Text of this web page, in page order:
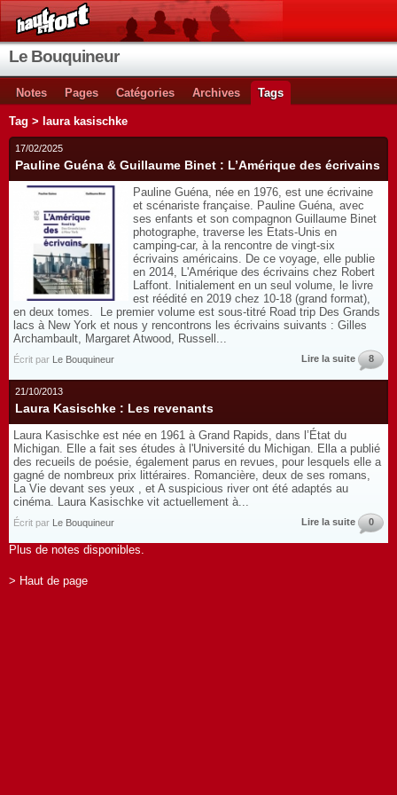
Le Bouquineur
Notes Pages Catégories Archives Tags
Tag > laura kasischke
17/02/2025
Pauline Guéna & Guillaume Binet : L’Amérique des écrivains
Pauline Guéna, née en 1976, est une écrivaine
et scénariste française. Pauline Guéna, avec
ses enfants et son compagnon Guillaume Binet
photographe, traverse les Etats-Unis en
camping-car, à la rencontre de vingt-six
écrivains américains. De ce voyage, elle publie
en 2014, L'Amérique des écrivains chez Robert
Laffont. Initialement en un seul volume, le livre
est réédité en 2019 chez 10-18 (grand format),
en deux tomes. Le premier volume est sous-titré Road trip Des Grands
lacs à New York et nous y rencontrons les écrivains suivants : Gilles
Archambault, Margaret Atwood, Russell...
Écrit par Le Bouquineur Lire la suite 8
21/10/2013
Laura Kasischke : Les revenants
Laura Kasischke est née en 1961 à Grand Rapids, dans l’État du
Michigan. Elle a fait ses études à l'Université du Michigan. Ella a publié
des recueils de poésie, également parus en revues, pour lesquels elle a
gagné de nombreux prix littéraires. Romancière, deux de ses romans,
La Vie devant ses yeux , et A suspicious river ont été adaptés au
cinéma. Laura Kasischke vit actuellement à...
Écrit par Le Bouquineur Lire la suite 0
Plus de notes disponibles.
> Haut de page